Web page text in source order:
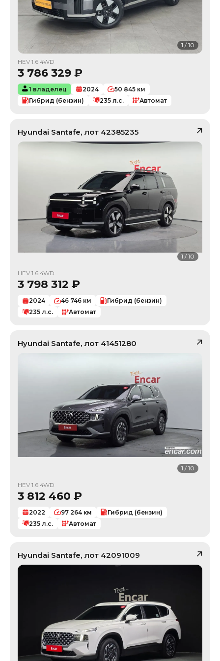
1 /10
HEV 1.6 4WD
3 786 329 ₽
1 владелец 2024 50 845 км
Гибрид (бензин)
235 л.с. Автомат
Hyundai Santafe, лот 42385235
1 /10
HEV 1.6 4WD
3 798 312 ₽
2024 46 746 км
Гибрид (бензин)
235 л.с. Автомат
Hyundai Santafe, лот 41451280
1 /10
HEV 1.6 4WD
3 812 460 ₽
2022 97 264 км
Гибрид (бензин)
235 л.с. Автомат
Hyundai Santafe, лот 42091009